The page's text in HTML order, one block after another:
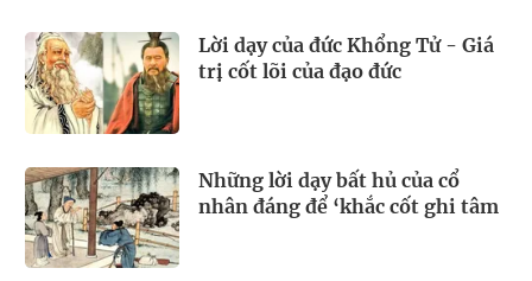
Lời dạy của đức Khổng Tử - Giá
trị cốt lõi của đạo đức
Những lời dạy bất hủ của cổ
nhân đáng để ‘khắc cốt ghi tâm